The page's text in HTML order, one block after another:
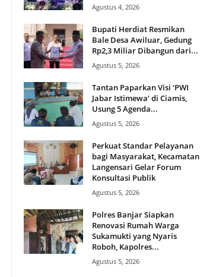
Agustus 4, 2026
Bupati Herdiat Resmikan
Bale Desa Awiluar, Gedung
Rp2,3 Miliar Dibangun dari...
Agustus 5, 2026
Tantan Paparkan Visi ‘PWI
Jabar Istimewa’ di Ciamis,
Usung 5 Agenda...
Agustus 5, 2026
Perkuat Standar Pelayanan
bagi Masyarakat, Kecamatan
Langensari Gelar Forum
Konsultasi Publik
Agustus 5, 2026
Polres Banjar Siapkan
Renovasi Rumah Warga
Sukamukti yang Nyaris
Roboh, Kapolres...
Agustus 5, 2026